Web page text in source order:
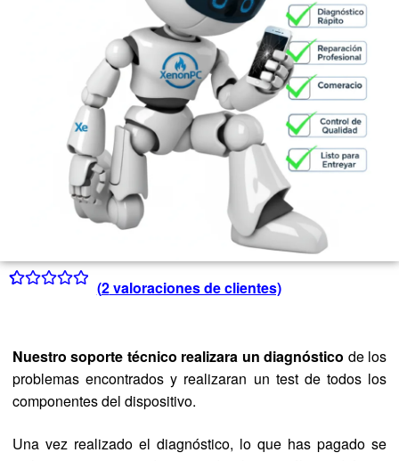
valoraciones
de clientes
(2valoraciones de clientes)
Nuestro soporte técnico realizara un diagnóstico de los
problemas encontrados y realizaran un test de todos los
componentes del dispositivo.
Una vez realizado el diagnóstico, lo que has pagado se